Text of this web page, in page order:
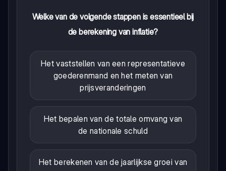
Welke van de volgende stappen is essentieel bij
de berekening van inflatie?
Het vaststellen van een representatieve
goederenmand en het meten van
prijsveranderingen
Het bepalen van de totale omvang van
de nationale schuld
Het berekenen van de jaarlijkse groei van